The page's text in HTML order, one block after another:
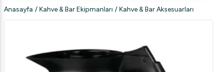
Anasayfa / Kahve & Bar Ekipmanları / Kahve & Bar Aksesuarları